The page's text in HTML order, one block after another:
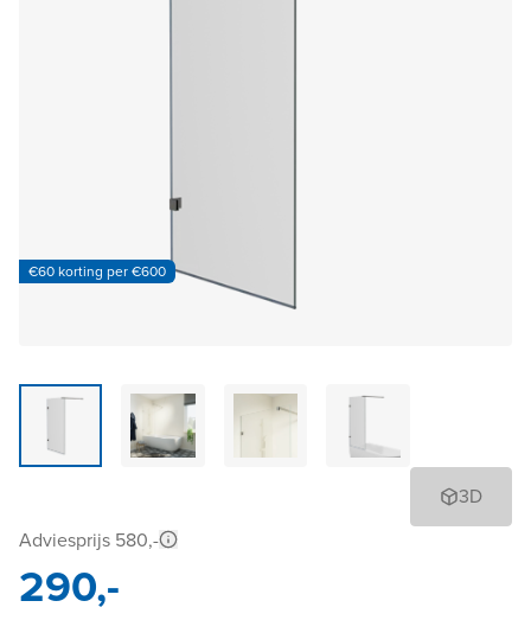
€60 korting per €600
3D
Adviesprijs 580,-
290,-